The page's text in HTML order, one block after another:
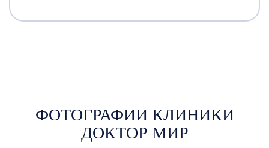
ФОТОГРАФИИ КЛИНИКИ
ДОКТОР МИР